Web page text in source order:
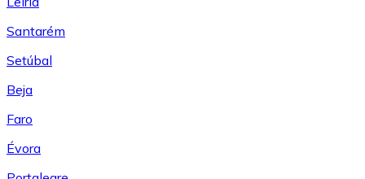
Santarém
Setúbal
Beja
Faro
Évora